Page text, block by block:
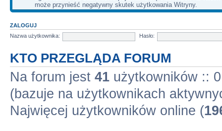
może przynieść negatywny skutek użytkowania Witryny.
ZALOGUJ
Nazwa użytkownika:
Hasło:
KTO PRZEGLĄDA FORUM
Na forum jest 41 użytkowników ::
(bazuje na użytkownikach
Najwięcej użytkowników online (